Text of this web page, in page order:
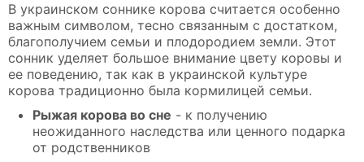
В украинском соннике корова считается особенно
важным символом, тесно связанным с достатком,
благополучием семьи и плодородием земли. Этот
сонник уделяет большое внимание цвету коровы и
ее поведению, так как в украинской культуре
корова традиционно была кормилицей семьи.
Рыжая корова во сне - к получению
неожиданного наследства или ценного подарка
от родственников